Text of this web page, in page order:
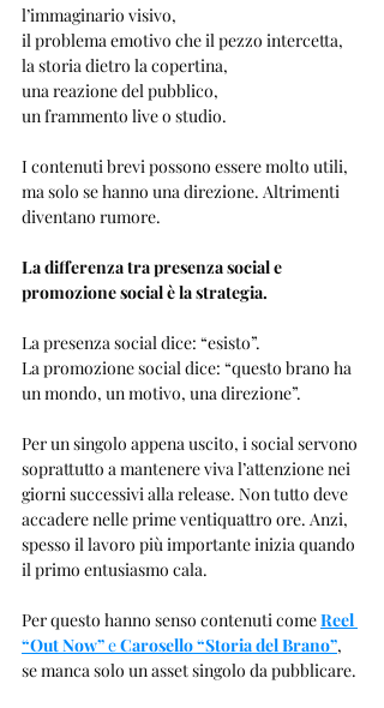
l’immaginario visivo,
il problema emotivo che il pezzo intercetta,
la storia dietro la copertina,
una reazione del pubblico,
un frammento live o studio.
I contenuti brevi possono essere molto utili,
ma solo se hanno una direzione. Altrimenti
diventano rumore.
La differenza tra presenza social e
promozione social è la strategia.
La presenza social dice: “esisto”.
La promozione social dice: “questo brano ha
un mondo, un motivo, una direzione”.
Per un singolo appena uscito, i social servono
soprattutto a mantenere viva l’attenzione nei
giorni successivi alla release. Non tutto deve
accadere nelle prime ventiquattro ore. Anzi,
spesso il lavoro più importante inizia quando
il primo entusiasmo cala.
Per questo hanno senso contenuti come Reel
“Out Now” e Carosello “Storia del Brano”,
se manca solo un asset singolo da pubblicare.